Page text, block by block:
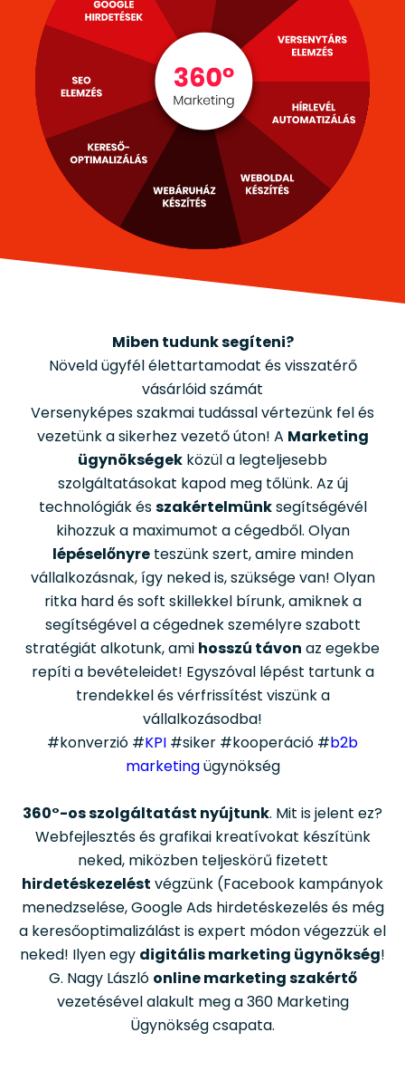
Miben tudunk segíteni?
Növeld ügyfél élettartamodat és visszatérő
vásárlóid számát
Versenyképes szakmai tudással vértezünk fel és
vezetünk a sikerhez vezető úton! A Marketing
ügynökségek közül a legteljesebb
szolgáltatásokat kapod meg tőlünk. Az új
technológiák ésszakértelmünksegítségévél
kihozzuk a maximumot a cégedből. Olyan
lépéselőnyreteszünk szert, amire minden
vállalkozásnak, így neked is, szüksége van! Olyan
ritka hard és soft skillekkel bírunk, amiknek a
segítségével a cégednek személyre szabott
stratégiát alkotunk, ami hosszú távon az egekbe
repíti a bevételeidet! Egyszóval lépést tartunk a
trendekkel és vérfrissítést viszünk a
vállalkozásodba!
#konverzió #KPI #siker #kooperáció #b2b
marketingügynökség
360°-os szolgáltatást nyújtunk. Mit is jelent ez?
Webfejlesztés és grafikai kreatívokat készítünk
neked, miközben teljeskörű fizetett
hirdetéskezelést végzünk (Facebook kampányok
menedzselése, Google Ads hirdetéskezelés és még
a keresőoptimalizálást is expert módon végezzük el
neked! Ilyen egy digitális marketing ügynökség!
G. Nagy László online marketing szakértő
vezetésével alakult meg a 360 Marketing
Ügynökség csapata.